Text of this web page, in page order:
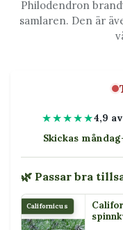
Philodendron
samlaren. Den är
★★★★★4,9
Skickas
🌿 Passar bra
Californicus